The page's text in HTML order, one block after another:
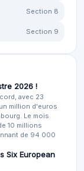
Section 8
Section 9
2026 !
avec 23
million d'euros
Le mois
10 millions
de 94 000
Six European